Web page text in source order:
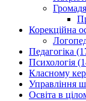
Корекційна
Педагогіка
Психологія
Класному
Управління
Освіта в